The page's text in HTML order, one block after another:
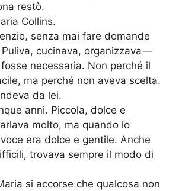
restò.
Collins.
senza mai fare domande
cucinava, organizzava—
necessaria. Non perché il
ma perché non aveva scelta.
da lei.
anni. Piccola, dolce e
molto, ma quando lo
era dolce e gentile. Anche
trovava sempre il modo di
si accorse che qualcosa non